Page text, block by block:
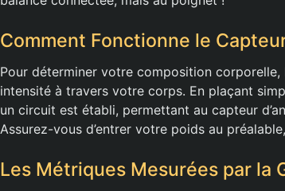
Comment Fonctionne le
Pour déterminer votre composition
intensité à travers votre corps. En plaçant
un circuit est établi, permettant au capteur
Assurez-vous d’entrer votre poids au
Les Métriques Mesurées par la